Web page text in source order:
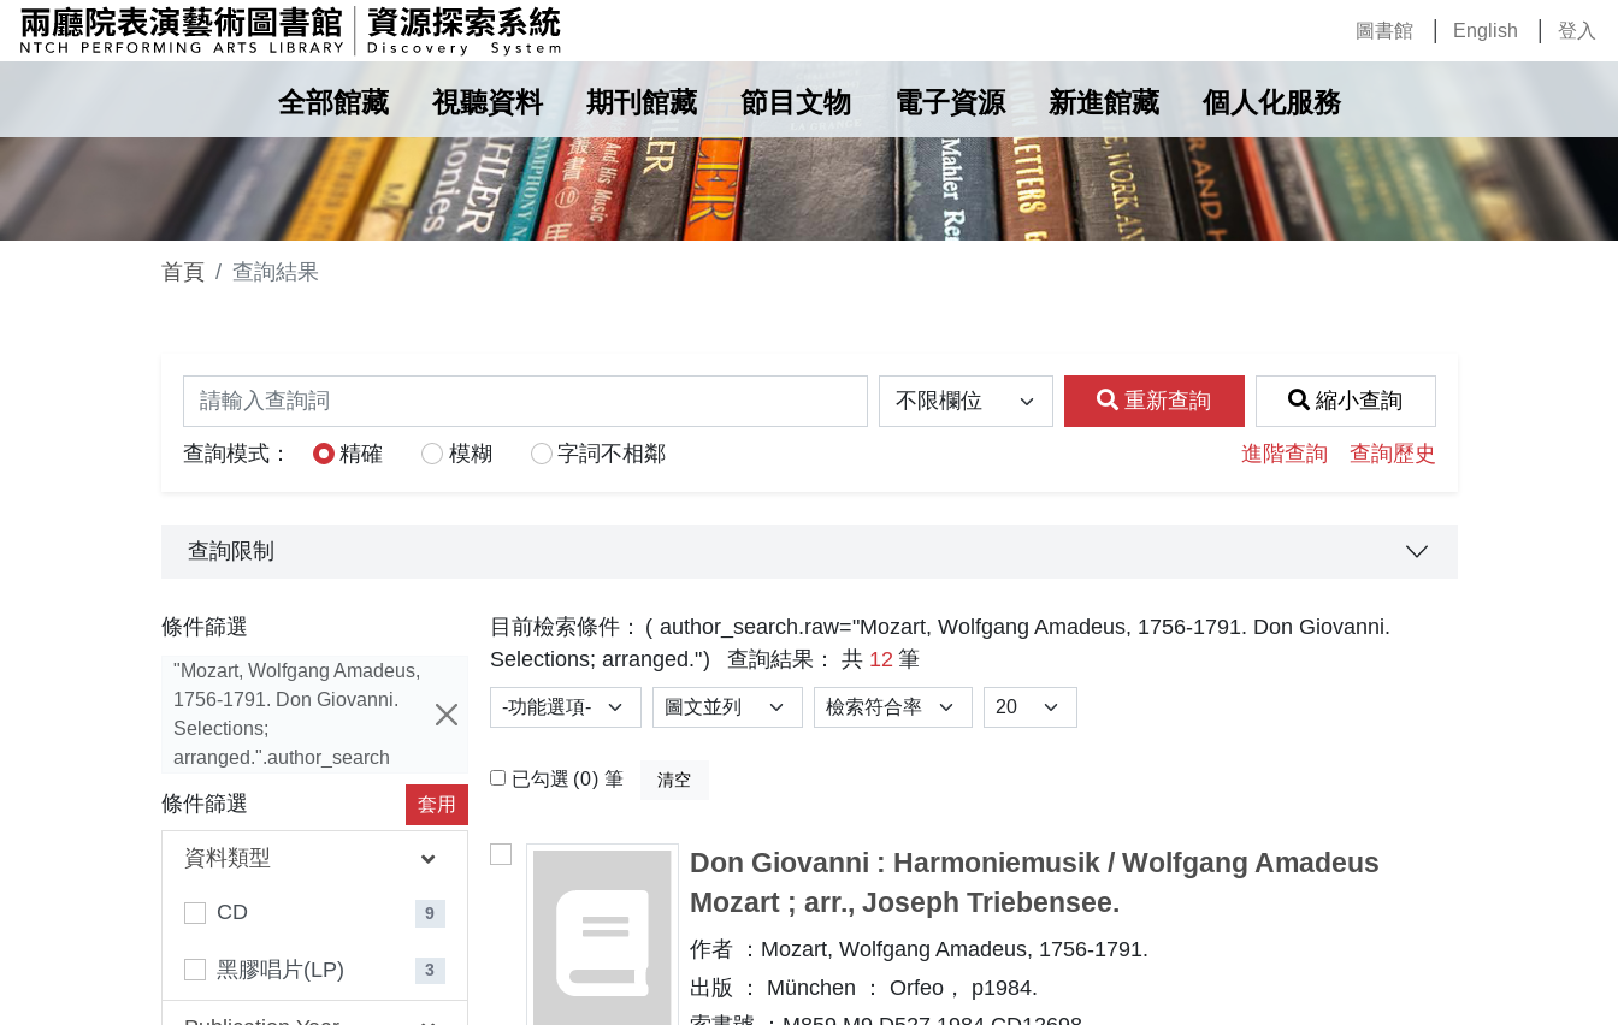
圖書館 English 登入
全部館藏 視聽資料 期刊館藏 節目文物 電子資源 新進館藏 個人化服務
首頁 查詢結果
關鍵詞查詢 重新查詢 縮小查詢
查詢模式： 精確 模糊 字詞不相鄰 進階查詢 查詢歷史
查詢限制
條件篩選
"Mozart, Wolfgang Amadeus,
1756-1791. Don Giovanni.
Selections;
arranged.".author_search
條件篩選 套用
資料類型
CD 9
黑膠唱片(LP) 3
目前檢索條件：
author_search.raw="Mozart, Wolfgang Amadeus, 1756-1791. Don Giovanni.
Selections; arranged."
查詢結果： 共 12 筆
功能選項
排序 Results per page
已勾選 0 筆 清空
Don Giovanni : Harmoniemusik / Wolfgang Amadeus
Mozart ; arr., Joseph Triebensee.
作者 ：Mozart, Wolfgang Amadeus, 1756-1791.
出版 ： München ： Orfeo， p1984.